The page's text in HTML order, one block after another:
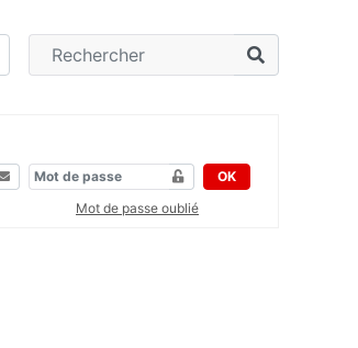
OK
Mot de passe oublié